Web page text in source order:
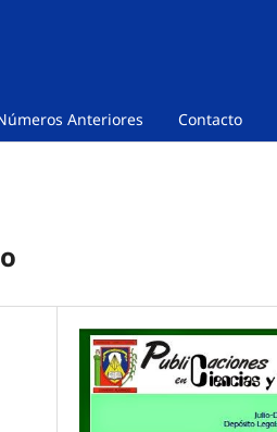
Anteriores Contacto